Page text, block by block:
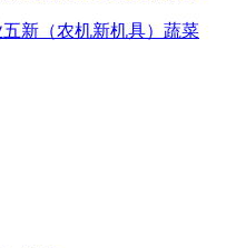
新（农机新机具）蔬菜